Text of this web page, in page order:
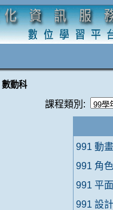
數動科
課程類別:
991 動
991 角
991 平
991 設